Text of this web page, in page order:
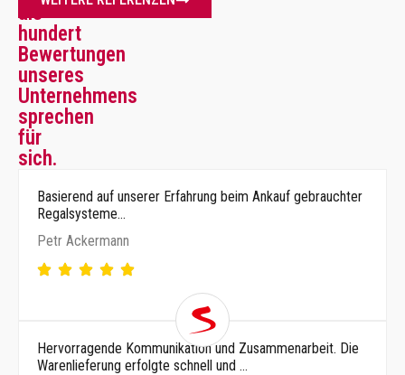
als
hundert
Bewertungen
unseres
Unternehmens
sprechen
für
sich.
Basierend auf unserer Erfahrung beim Ankauf gebrauchter
Regalsysteme…
Petr Ackermann
Hervorragende Kommunikation und Zusammenarbeit. Die
Warenlieferung erfolgte schnell und …